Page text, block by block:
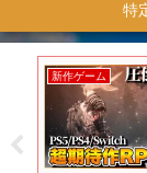
新作ゲーム